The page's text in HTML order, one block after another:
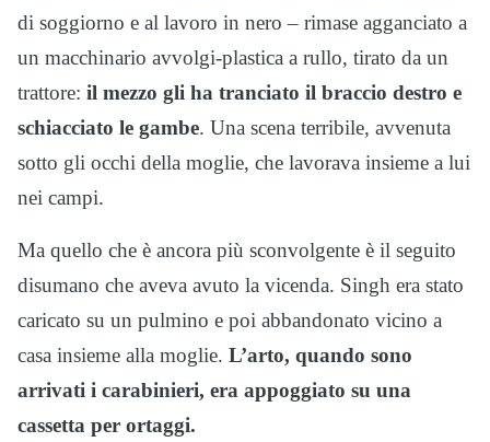
di soggiorno e al lavoro in nero – rimase agganciato a
un macchinario avvolgi-plastica a rullo, tirato da un
trattore: il mezzo gli ha tranciato il braccio destro e
schiacciato le gambe. Una scena terribile, avvenuta
sotto gli occhi della moglie, che lavorava insieme a lui
nei campi.
Ma quello che è ancora più sconvolgente è il seguito
disumano che aveva avuto la vicenda. Singh era stato
caricato su un pulmino e poi abbandonato vicino a
casa insieme alla moglie. L’arto, quando sono
arrivati i carabinieri, era appoggiato su una
cassetta per ortaggi.